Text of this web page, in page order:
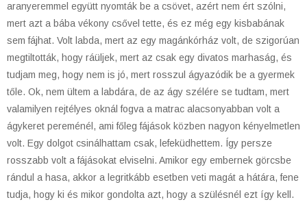
aranyeremmel együtt nyomták be a csövet, azért nem ért szólni,
mert azt a bába vékony csővel tette, és ez még egy kisbabának
sem fájhat. Volt labda, mert az egy magánkórház volt, de szigorúan
megtiltották, hogy ráüljek, mert az csak egy divatos marhaság, és
tudjam meg, hogy nem is jó, mert rosszul ágyazódik be a gyermek
tőle. Ok, nem ültem a labdára, de az ágy szélére se tudtam, mert
valamilyen rejtélyes oknál fogva a matrac alacsonyabban volt a
ágykeret pereménél, ami főleg fájások közben nagyon kényelmetlen
volt. Egy dolgot csinálhattam csak, lefeküdhettem. Így persze
rosszabb volt a fájásokat elviselni. Amikor egy embernek görcsbe
rándul a hasa, akkor a legritkább esetben veti magát a hátára, fene
tudja, hogy ki és mikor gondolta azt, hogy a szülésnél ezt így kell.